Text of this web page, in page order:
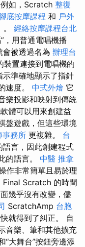
如，Scratch 整復
底按摩課程 和 戶外
經絡按摩課程台北
，用普通電唱機播
被透過名為 辦理台
裝置連接到電唱機的
示準確地顯示了指針
速度。 中式外燴 它
樂投影和映射到傳統
體可以用來創建益
盤遊戲，但這些環境
事務所 更複雜。 台
語言，因此創建程式
的語言。 中醫 推拿
作非常簡單且易於理
Final Scratch 的時間
幾乎沒有改變，儘
ScratchAmp 台胞
就得到了糾正。 自
音樂、筆和其他擴充
“大舞台”按鈕旁邊添